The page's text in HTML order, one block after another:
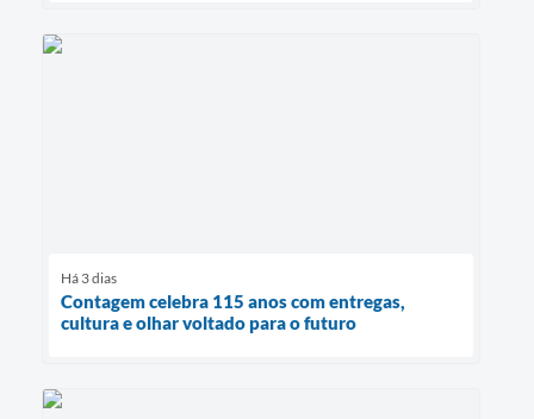
Há 3 dias
Contagem celebra 115 anos com entregas,
cultura e olhar voltado para o futuro